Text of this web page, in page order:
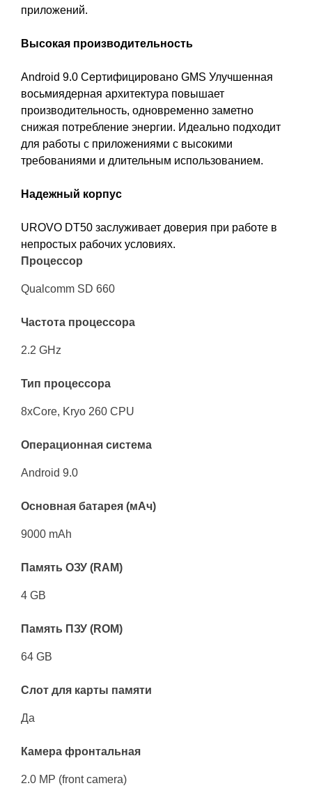
приложений.
Высокая производительность
Android 9.0 Сертифицировано GMS Улучшенная
восьмиядерная архитектура повышает
производительность, одновременно заметно
снижая потребление энергии. Идеально подходит
для работы с приложениями с высокими
требованиями и длительным использованием.
Надежный корпус
UROVO DT50 заслуживает доверия при работе в
непростых рабочих условиях.
Процессор
Qualcomm SD 660
Частота процессора
2.2 GHz
Тип процессора
8xCore, Kryo 260 CPU
Операционная система
Android 9.0
Основная батарея (мАч)
9000 mAh
Память ОЗУ (RAM)
4 GB
Память ПЗУ (ROM)
64 GB
Слот для карты памяти
Да
Камера фронтальная
2.0 MP (front camera)